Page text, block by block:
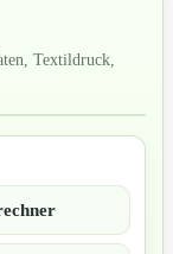
Textildruck,